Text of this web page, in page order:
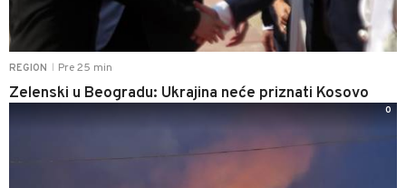
REGION Pre 25 min
Zelenski u Beogradu: Ukrajina neće priznati Kosovo
0